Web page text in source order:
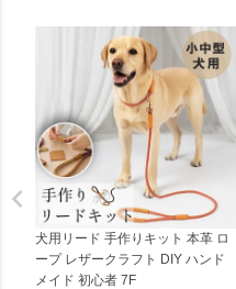
犬用リード 手作りキット 本革 ロ
ープ レザークラフト DIY ハンド
メイド 初心者 7F